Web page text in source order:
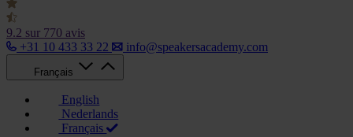
9.2 sur 770 avis
+31 10 433 33 22
info@speakersacademy.com
Français
English
Nederlands
Français